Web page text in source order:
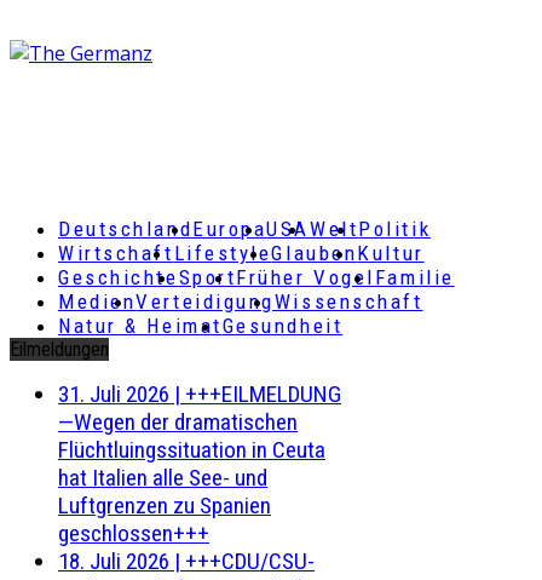
DeutschlandEuropaUSAWeltPolitik
Wirtschaft LifestyleGlaubenKultur
GeschichteSportFrüher Vogel Familie
MedienVerteidigungWissenschaft
Natur & HeimatGesundheit
Eilmeldungen
31. Juli 2026 | +++EILMELDUNG
—Wegen der dramatischen
Flüchtluingssituation in Ceuta
hat Italien alle See- und
Luftgrenzen zu Spanien
geschlossen+++
18. Juli 2026 | +++CDU/CSU-